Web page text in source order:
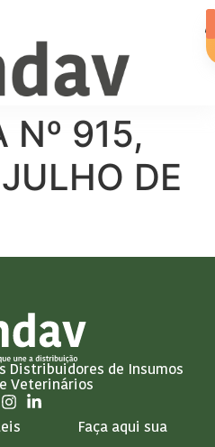
Nº 915,
DE
Distribuidores de Insumos
Veterinários
Faça aqui sua